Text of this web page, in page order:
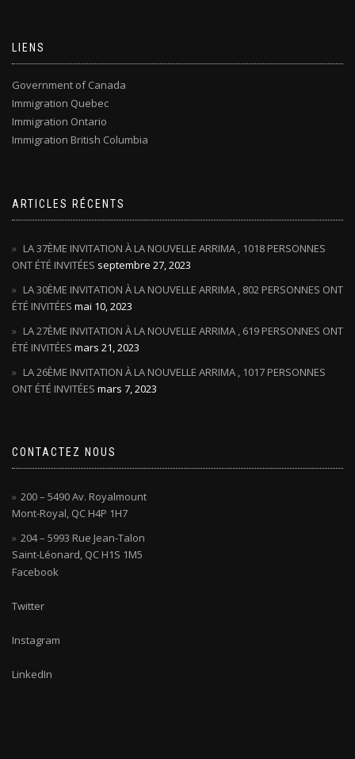
LIENS
Government of Canada
Immigration Quebec
Immigration Ontario
Immigration British Columbia
ARTICLES RÉCENTS
LA 37ÈME INVITATION À LA NOUVELLE ARRIMA , 1018 PERSONNES
ONT ÉTÉ INVITÉES septembre 27, 2023
LA 30ÈME INVITATION À LA NOUVELLE ARRIMA , 802 PERSONNES ONT
ÉTÉ INVITÉES mai 10, 2023
LA 27ÈME INVITATION À LA NOUVELLE ARRIMA , 619 PERSONNES ONT
ÉTÉ INVITÉES mars 21, 2023
LA 26ÈME INVITATION À LA NOUVELLE ARRIMA , 1017 PERSONNES
ONT ÉTÉ INVITÉES mars 7, 2023
CONTACTEZ NOUS
200 – 5490 Av. Royalmount
Mont-Royal, QC H4P 1H7
204 – 5993 Rue Jean-Talon
Saint-Léonard, QC H1S 1M5
Facebook
Twitter
Instagram
LinkedIn